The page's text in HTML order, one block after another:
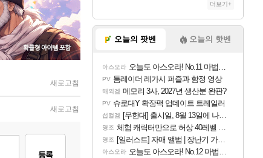
새로고침
새로고침
등록
더보기+
오늘의 팟벤 오늘의 핫벤
아스오라 오늘도 아스오라! No.11 마법사 클랜: 츄오구
PV 툼레이더 레가시 퍼즐과 함정 영상
해외겜 메모리 3사, 2027년 생산분 완판?
PV 슈로대Y 확장팩 업데이트 트레일러
섭컬겜 [무한대] 출시일, 8월 13일에 나오나
명조 체험 캐릭터만으로 허상 40레벨 하이와티아 5분 컷!｜에이메스·린네·모니에 명함
명조 [일러스트] 자매 앨범 | 장난기 가득한 오후의 공원 (리메이크판)
아스오라 오늘도 아스오라! No.12 마법사 클랜: 신주쿠구